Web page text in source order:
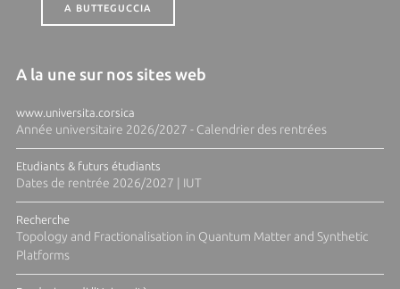
A BUTTEGUCCIA
A la une sur nos sites web
www.universita.corsica
Année universitaire 2026/2027 - Calendrier des rentrées
Etudiants & futurs étudiants
Dates de rentrée 2026/2027 | IUT
Recherche
Topology and Fractionalisation in Quantum Matter and Synthetic
Platforms